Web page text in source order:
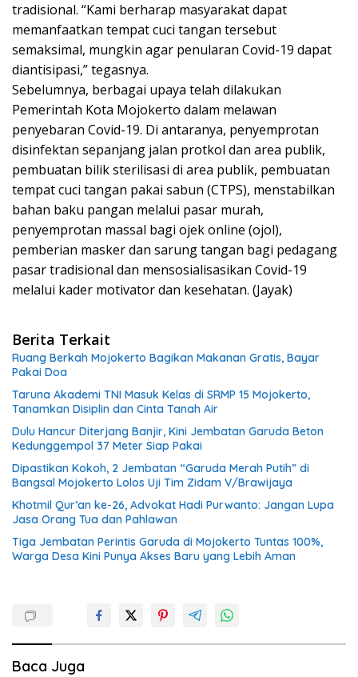
tradisional. “Kami berharap masyarakat dapat
memanfaatkan tempat cuci tangan tersebut
semaksimal, mungkin agar penularan Covid-19 dapat
diantisipasi,” tegasnya.
Sebelumnya, berbagai upaya telah dilakukan
Pemerintah Kota Mojokerto dalam melawan
penyebaran Covid-19. Di antaranya, penyemprotan
disinfektan sepanjang jalan protkol dan area publik,
pembuatan bilik sterilisasi di area publik, pembuatan
tempat cuci tangan pakai sabun (CTPS), menstabilkan
bahan baku pangan melalui pasar murah,
penyemprotan massal bagi ojek online (ojol),
pemberian masker dan sarung tangan bagi pedagang
pasar tradisional dan mensosialisasikan Covid-19
melalui kader motivator dan kesehatan. (Jayak)
Berita Terkait
Ruang Berkah Mojokerto Bagikan Makanan Gratis, Bayar
Pakai Doa
Taruna Akademi TNI Masuk Kelas di SRMP 15 Mojokerto,
Tanamkan Disiplin dan Cinta Tanah Air
Dulu Hancur Diterjang Banjir, Kini Jembatan Garuda Beton
Kedunggempol 37 Meter Siap Pakai
Dipastikan Kokoh, 2 Jembatan “Garuda Merah Putih” di
Bangsal Mojokerto Lolos Uji Tim Zidam V/Brawijaya
Khotmil Qur’an ke-26, Advokat Hadi Purwanto: Jangan Lupa
Jasa Orang Tua dan Pahlawan
Tiga Jembatan Perintis Garuda di Mojokerto Tuntas 100%,
Warga Desa Kini Punya Akses Baru yang Lebih Aman
Baca Juga